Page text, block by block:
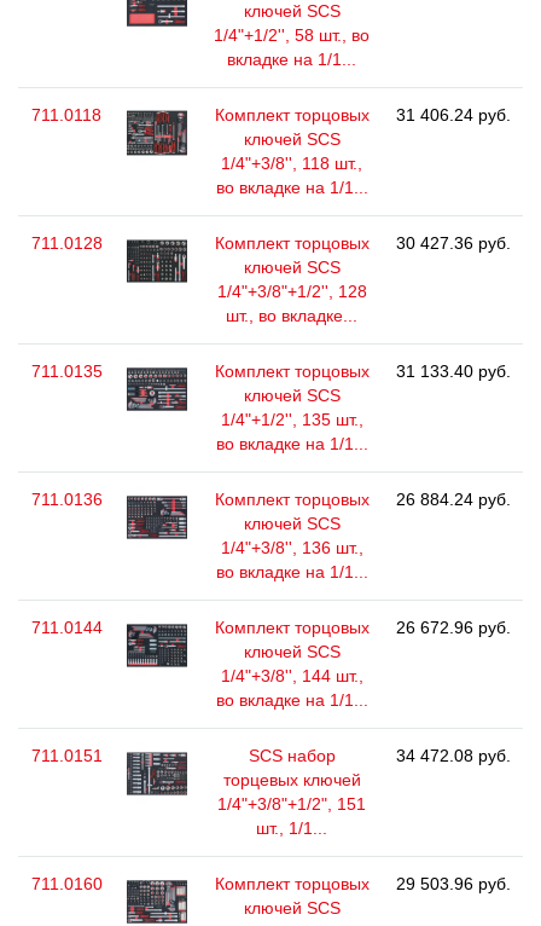
ключей SCS
1/4"+1/2'', 58 шт., во
вкладке на 1/1...
711.0118
Комплект торцовых
ключей SCS
1/4"+3/8'', 118 шт.,
во вкладке на 1/1...
31 406.24 руб.
711.0128
Комплект торцовых
ключей SCS
1/4"+3/8"+1/2'', 128
шт., во вкладке...
30 427.36 руб.
711.0135
Комплект торцовых
ключей SCS
1/4"+1/2'', 135 шт.,
во вкладке на 1/1...
31 133.40 руб.
711.0136
Комплект торцовых
ключей SCS
1/4"+3/8'', 136 шт.,
во вкладке на 1/1...
26 884.24 руб.
711.0144
Комплект торцовых
ключей SCS
1/4"+3/8'', 144 шт.,
во вкладке на 1/1...
26 672.96 руб.
711.0151
SCS набор
торцевых ключей
1/4"+3/8"+1/2", 151
шт., 1/1...
34 472.08 руб.
711.0160
Комплект торцовых
ключей SCS
29 503.96 руб.